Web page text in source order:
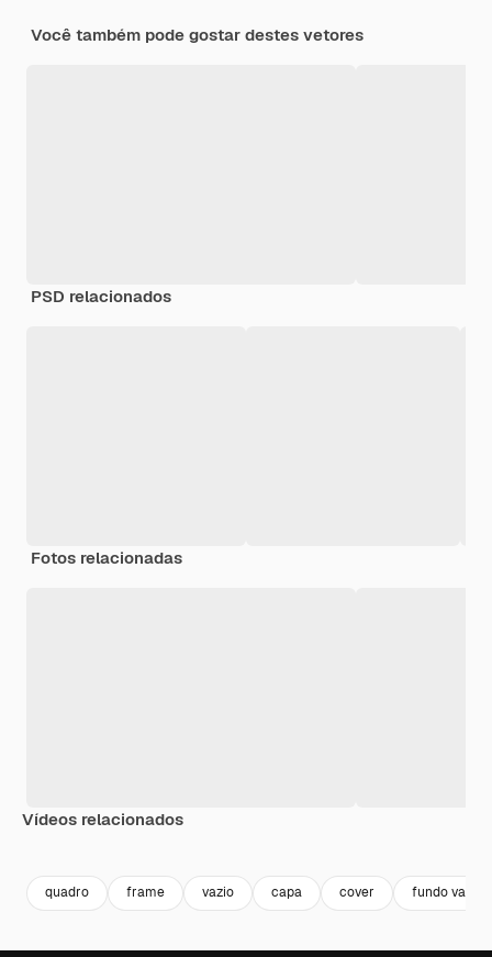
Você também pode gostar destes vetores
PSD relacionados
Fotos relacionadas
Vídeos relacionados
quadro frame vazio capa cover fundo vazio